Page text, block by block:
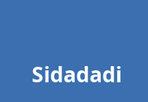
Sidadadi